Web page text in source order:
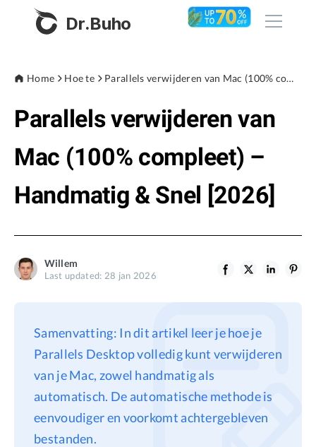
Dr.Buho
Products
BuhoCleaner
BuhoUnlocker
BuhoRepair
BuhoLaunchpad
Store
Blog
Privacy
Refund
Home Hoe te Parallels verwijderen van Mac (100% compleet) – Handmatig & Snel [2026]
Parallels verwijderen van
Mac (100% compleet) –
Handmatig & Snel [2026]
Willem
Last updated: 28 jan 2026
Samenvatting: In dit artikel leer je hoe je
Parallels Desktop volledig kunt verwijderen
van je Mac, zowel handmatig als
automatisch. De automatische methode is
eenvoudiger en voorkomt achtergebleven
bestanden.